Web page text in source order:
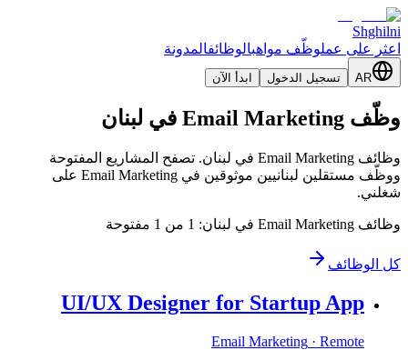
Shghilni
اعثر على عملوظّف مواهبالوظائفالمدونة
AR تسجيل الدخول ابدأ الآن
وظّف Email Marketing في لبنان
وظائف Email Marketing في لبنان. تصفح المشاريع المفتوحة
ووظّف مستقلين لبنانيين موثوقين في Email Marketing على
شغلني.
وظائف Email Marketing في لبنان: 1 من 1 مفتوحة
كل الوظائف
UI/UX Designer for Startup App
Email Marketing · Remote